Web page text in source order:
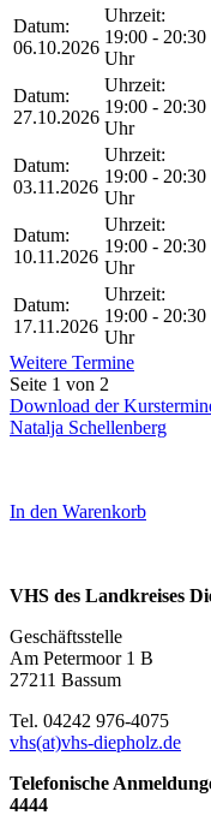
Datum:
06.10.2026
Uhrzeit:
19:00 - 20:30
Uhr
Datum:
27.10.2026
Uhrzeit:
19:00 - 20:30
Uhr
Datum:
03.11.2026
Uhrzeit:
19:00 - 20:30
Uhr
Datum:
10.11.2026
Uhrzeit:
19:00 - 20:30
Uhr
Datum:
17.11.2026
Uhrzeit:
19:00 - 20:30
Uhr
Weitere Termine
Seite 1 von 2
Download der
Natalja Schellenberg
In den Warenkorb
VHS des Landkreises
Geschäftsstelle
Am Petermoor 1 B
27211 Bassum
Tel. 04242 976-4075
vhs(at)vhs-diepholz.de
Telefonische
4444